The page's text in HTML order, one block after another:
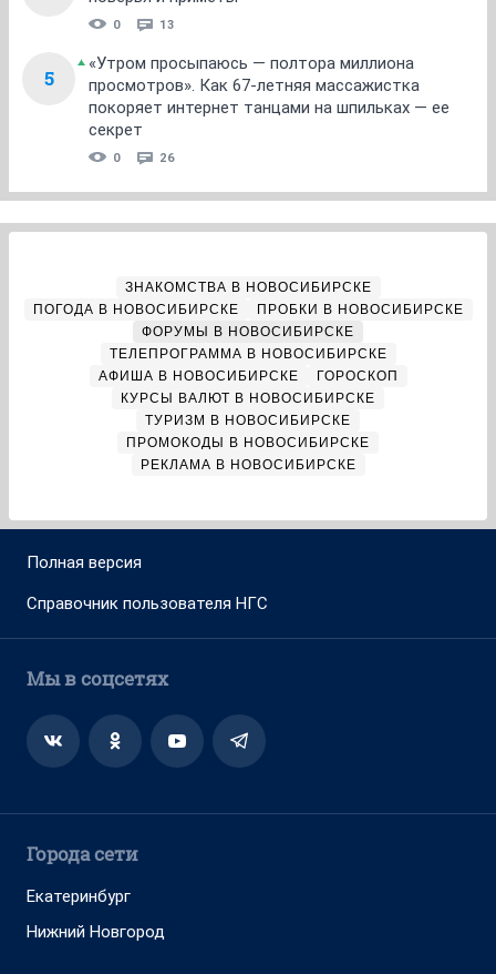
0 13
5
«Утром просыпаюсь — полтора миллиона
просмотров». Как 67-летняя массажистка
покоряет интернет танцами на шпильках — ее
секрет
0 26
ЗНАКОМСТВА В НОВОСИБИРСКЕ
ПОГОДА В НОВОСИБИРСКЕ
ПРОБКИ В НОВОСИБИРСКЕ
ФОРУМЫ В НОВОСИБИРСКЕ
ТЕЛЕПРОГРАММА В НОВОСИБИРСКЕ
АФИША В НОВОСИБИРСКЕ
ГОРОСКОП
КУРСЫ ВАЛЮТ В НОВОСИБИРСКЕ
ТУРИЗМ В НОВОСИБИРСКЕ
ПРОМОКОДЫ В НОВОСИБИРСКЕ
РЕКЛАМА В НОВОСИБИРСКЕ
Полная версия
Справочник пользователя НГС
Мы в соцсетях
Города сети
Екатеринбург
Нижний Новгород